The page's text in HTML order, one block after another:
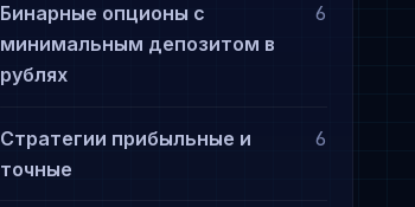
Бинарные опционы с
минимальным депозитом в
рублях
6
Стратегии прибыльные и
точные
6